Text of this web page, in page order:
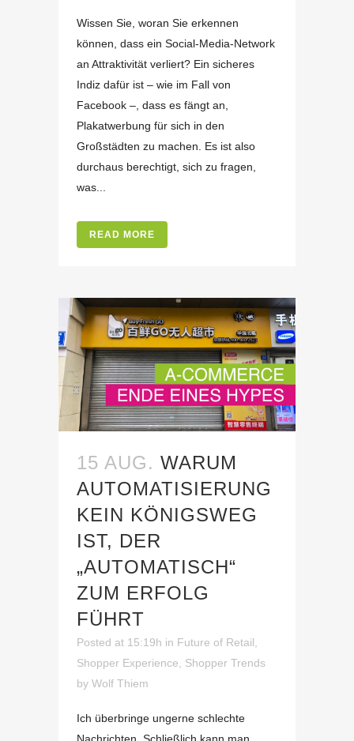
Wissen Sie, woran Sie erkennen
können, dass ein Social-Media-Network
an Attraktivität verliert? Ein sicheres
Indiz dafür ist – wie im Fall von
Facebook –, dass es fängt an,
Plakatwerbung für sich in den
Großstädten zu machen. Es ist also
durchaus berechtigt, sich zu fragen,
was...
READ MORE
15 AUG. WARUM
AUTOMATISIERUNG
KEIN KÖNIGSWEG
IST, DER
„AUTOMATISCH“
ZUM ERFOLG
FÜHRT
Posted at 15:19h in Future of Retail
Shopper Experience
Shopper Trends
by Wolf Thiem
Ich überbringe ungerne schlechte